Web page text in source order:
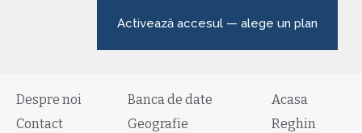
Activează accesul — alege un plan
Despre noi
Contact
Banca de date
Geografie
Acasa
Reghin